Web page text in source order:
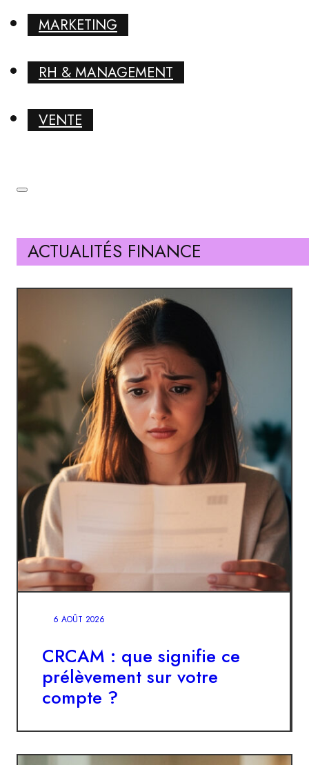
MARKETING
RH & MANAGEMENT
VENTE
ACTUALITÉS FINANCE
6 AOÛT 2026
CRCAM : que signifie ce
prélèvement sur votre
compte ?